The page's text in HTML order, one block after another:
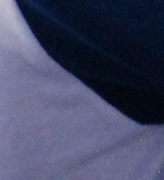
COTIZACIÓN DE LA ACCIÓN